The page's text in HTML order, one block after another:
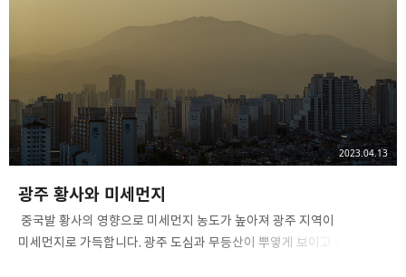
표지판 #등산안내판 #패러글라이딩 #활공장 #전망대 #노을맛집 #
광주 황사와 미세먼지
2023.04.13
​ 중국발 황사의 영향으로 미세먼지 농도가 높아져 광주 지역이
미세먼지로 가득합니다. 광주 도심과 무등산이 뿌옇게 보이고 있습니다. ​